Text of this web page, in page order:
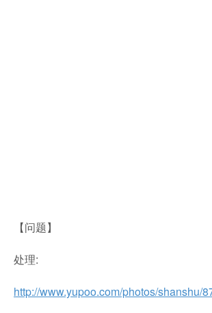
【问题】
处理:
http://www.yupoo.com/photos/shanshu/